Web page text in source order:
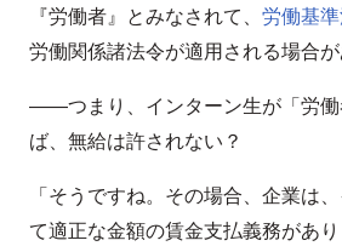
『労働者』とみなされて、 労働基
労働関係諸法令が適用される場合が
――つまり、インターン生が「労
ば、無給は許されない？
「そうですね。その場合、企業は
て適正な金額の賃金支払義務があ